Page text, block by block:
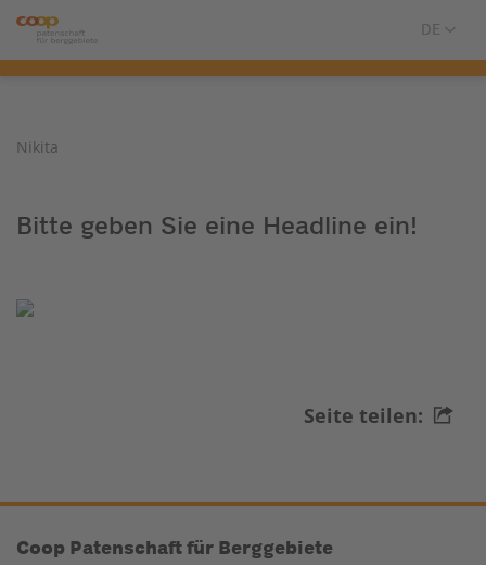
Nikita
Bitte geben Sie eine Headline ein!
Seite teilen:
Coop Patenschaft für Berggebiete